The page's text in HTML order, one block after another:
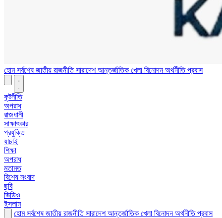
হোমসর্বশেষজাতীয় রাজনীতিসারাদেশআন্তর্জাতিক খেলা বিনোদনঅর্থনীতিপ্রবাস
কূটনীতি
অপরাধ
রাজধানী
সাক্ষাৎকার
প্রযুক্তি
যাচাই
শিক্ষা
অপরাধ
মতামত
বিশেষ সংবাদ
ছবি
ভিডিও
ইসলাম
হোমসর্বশেষজাতীয় রাজনীতিসারাদেশআন্তর্জাতিক খেলা বিনোদনঅর্থনীতিপ্রবাস